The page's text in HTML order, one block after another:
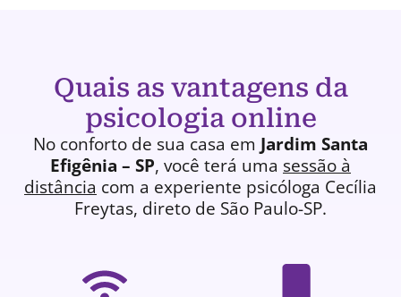
Quais as vantagens da
psicologia online
No conforto de sua casa em Jardim Santa
Efigênia – SP, você terá uma sessão à
distância com a experiente psicóloga Cecília
Freytas, direto de São Paulo-SP.